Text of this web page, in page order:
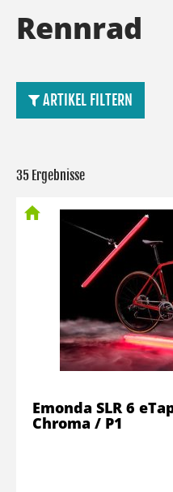
Rennrad
ARTIKEL FILTERN
35 Ergebnisse
Emonda SLR 6
Chroma / P1